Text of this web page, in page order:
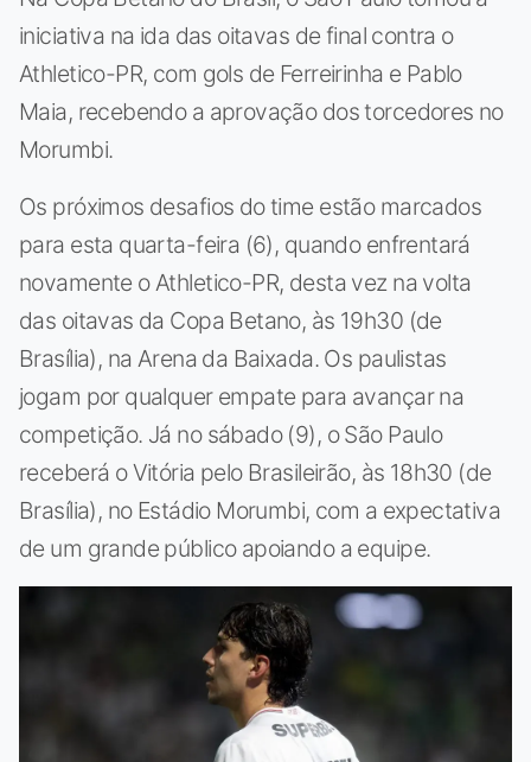
iniciativa na ida das oitavas de final contra o
Athletico-PR, com gols de Ferreirinha e Pablo
Maia, recebendo a aprovação dos torcedores no
Morumbi.
Os próximos desafios do time estão marcados
para esta quarta-feira (6), quando enfrentará
novamente o Athletico-PR, desta vez na volta
das oitavas da Copa Betano, às 19h30 (de
Brasília), na Arena da Baixada. Os paulistas
jogam por qualquer empate para avançar na
competição. Já no sábado (9), o São Paulo
receberá o Vitória pelo Brasileirão, às 18h30 (de
Brasília), no Estádio Morumbi, com a expectativa
de um grande público apoiando a equipe.